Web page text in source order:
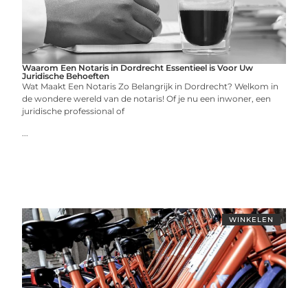
Waarom Een Notaris in Dordrecht Essentieel is Voor Uw
Juridische Behoeften
Wat Maakt Een Notaris Zo Belangrijk in Dordrecht? Welkom in
de wondere wereld van de notaris! Of je nu een inwoner, een
juridische professional of
...
WINKELEN